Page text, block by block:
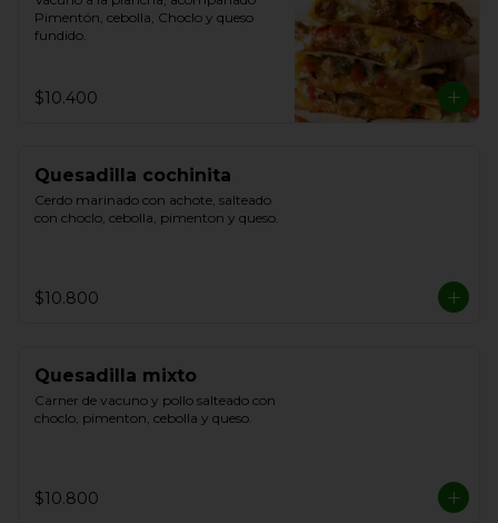
Pimentón, cebolla, Choclo y queso
fundido.
$10.400
Quesadilla cochinita
Cerdo marinado con achote, salteado
con choclo, cebolla, pimenton y queso.
$10.800
Quesadilla mixto
Carner de vacuno y pollo salteado con
choclo, pimenton, cebolla y queso.
$10.800